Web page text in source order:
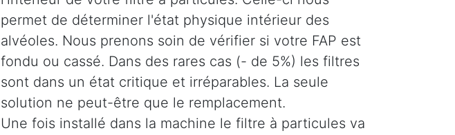
permet de déterminer l'état physique intérieur des
alvéoles. Nous prenons soin de vérifier si votre FAP est
fondu ou cassé. Dans des rares cas (- de 5%) les filtres
sont dans un état critique et irréparables. La seule
solution ne peut-être que le remplacement.
Une fois installé dans la machine le filtre à particules va